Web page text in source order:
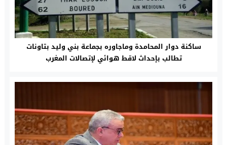
ساكنة دوار المحامدة وماجاوره بجماعة بني وليد بتاونات
تطالب بإحداث لاقط هوائي لإتصالات المغرب